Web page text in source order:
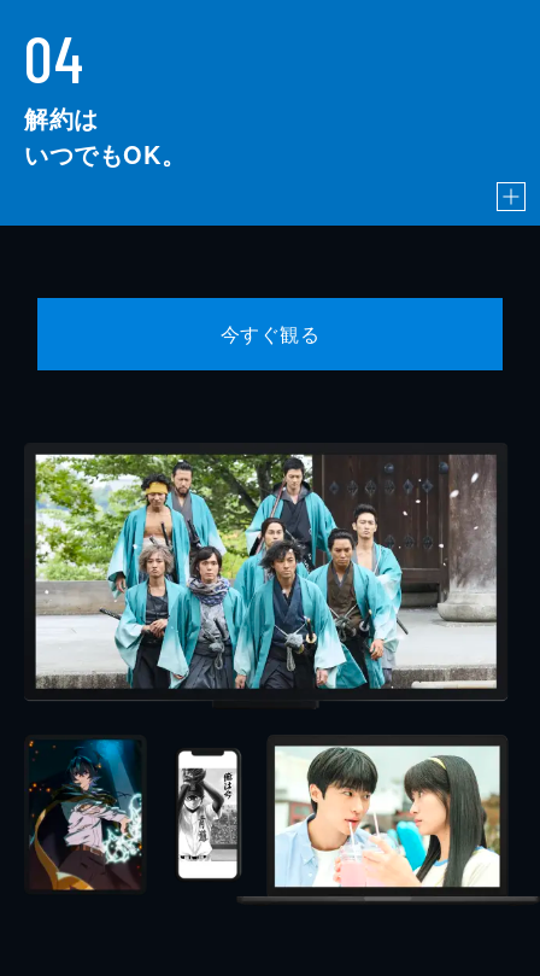
04
解約は
いつでもOK。
今すぐ観る